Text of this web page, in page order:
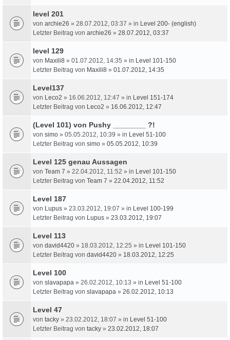
level 201
von archie26 » 28.07.2012, 03:37 » in Level 200- (english)
Letzter Beitrag von archie26 » 28.07.2012, 03:37
level 129
von Maxili8 » 01.07.2012, 14:35 » in Level 101-150
Letzter Beitrag von Maxili8 » 01.07.2012, 14:35
Level137
von Leco2 » 16.06.2012, 12:47 » in Level 151-174
Letzter Beitrag von Leco2 » 16.06.2012, 12:47
(Level 101) von Pushy ________ ?!
von simo » 05.05.2012, 10:39 » in Level 51-100
Letzter Beitrag von simo » 05.05.2012, 10:39
Level 125 genau Aussagen
von Team 7 » 22.04.2012, 11:52 » in Level 101-150
Letzter Beitrag von Team 7 » 22.04.2012, 11:52
Level 187
von Lupus » 23.03.2012, 19:07 » in Level 100-199
Letzter Beitrag von Lupus » 23.03.2012, 19:07
Level 113
von david4420 » 18.03.2012, 12:25 » in Level 101-150
Letzter Beitrag von david4420 » 18.03.2012, 12:25
Level 100
von slavapapa » 26.02.2012, 10:13 » in Level 51-100
Letzter Beitrag von slavapapa » 26.02.2012, 10:13
Level 47
von tacky » 23.02.2012, 18:07 » in Level 51-100
Letzter Beitrag von tacky » 23.02.2012, 18:07